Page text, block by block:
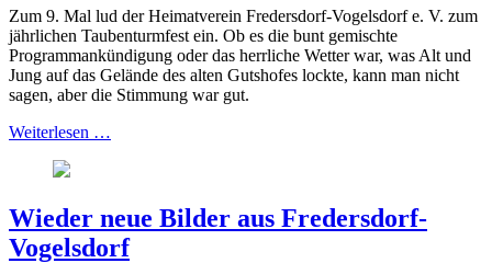
Zum 9. Mal lud der Heimatverein Fredersdorf-Vogelsdorf e. V. zum
jährlichen Taubenturmfest ein. Ob es die bunt gemischte
Programmankündigung oder das herrliche Wetter war, was Alt und
Jung auf das Gelände des alten Gutshofes lockte, kann man nicht
sagen, aber die Stimmung war gut.
Weiterlesen …
Wieder neue Bilder aus Fredersdorf-
Vogelsdorf